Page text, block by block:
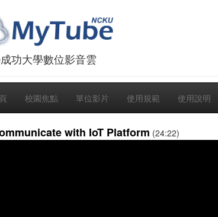
功大學數位影音雲
校園焦點 單位影片 使用規範 使用說明
with IoT Platform (24:22)